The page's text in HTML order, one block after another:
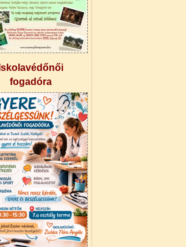
Iskolavédőnői
fogadóra